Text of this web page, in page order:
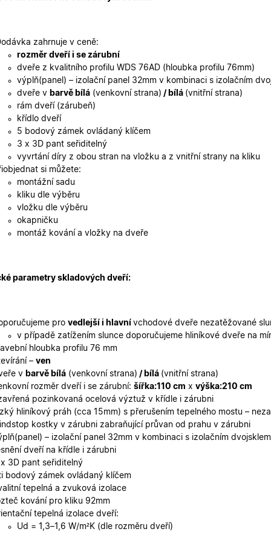
zahrnuje v ceně:
rozměr dveří i se zárubní
dveře z kvalitního profilu WDS 76AD (hloubka profilu 76mm)
výplň(panel) – izolační panel 32mm v kombinaci s izolačním
dveře v barvě bílá (venkovní strana) / bílá (vnitřní strana)
rám dveří (zárubeň)
křídlo dveří
5 bodový zámek ovládaný klíčem
3 x 3D pant seřiditelný
vyvrtání díry z obou stran na vložku a z vnitřní strany na kliku
si můžete:
montážní sadu
kliku dle výběru
vložku dle výběru
okapničku
montáž kování a vložky na dveře
parametry skladových dveří:
pro vedlejší i hlavní vchodové dveře nezatěžované
v případě zatížením slunce doporučujeme hliníkové dveře na
hloubka profilu 76 mm
– ven
v barvě bílá (venkovní strana) / bílá (vnitřní strana)
rozměr dveří i se zárubní: šířka:110 cm x výška:210 cm
pozinkovaná ocelová výztuž v křídle i zárubni
hliníkový práh (cca 15mm) s přerušením tepelného mostu –
kostky v zárubni zabraňující průvan od prahu v zárubni
– izolační panel 32mm v kombinaci s izolačním
dveří na křídle i zárubni
3D pant seřiditelný
bodový zámek ovládaný klíčem
tepelná a zvuková izolace
kování pro kliku 92mm
tepelná izolace dveří:
Ud = 1,3–1,6 W/m²K (dle rozměru dveří)
59
sekund
CookieScript
.oknadverenamiru.cz
5
měsíců
4
týdny
Tento soubor cookie používá služba Cookie-
zapamatování předvoleb souhlasu se soubory
Je nutné, aby banner cookie Cookie-Script.com
.oknadverenamiru.cz 1 měsíc
.oknadverenamiru.cz 1 měsíc
.oknadverenamiru.cz
Tento soubor cookie se používá k uložení
.oknadverenamiru.cz
.oknadverenamiru.cz 1 rok
Tato cookie slouží k zapamatování souhlasu s
Google LLC
.oknadverenamiru.cz
1 rok
1
měsíc
Tento název souboru cookie je spojen s Google
je významná aktualizace běžněji používané
Tento soubor cookie se používá k rozlišení
přiřazením náhodně vygenerovaného čísla jako
webů.
1 rok
Tato cookies slouží k zapamatování souhlasu s
soubory cookie.
1
Toto je velmi běžný název souboru cookie, ale pokud je
cookie relace, bude pravděpodobně použit jako pro
LLC
měsíce
4
týdny
tom, jak koncový uživatel používá webové stránky a
kterou koncový uživatel mohl vidět před návštěvou
Platform Inc.
2
měsíce
týdny
Používá Facebook k poskytování řady reklamních
cen v reálném čase od inzerentů třetích stran
LLC
1 rok
Tento soubor cookie nastavuje společnost Doubleclick a
tom, jak koncový uživatel používá webové stránky a
Zásadách ochrany osobních údajů společnosti Google